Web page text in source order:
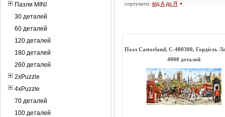
Пазли MINI
30 деталей
60 деталей
120 деталей
180 деталей
260 деталей
2xPuzzle
4xPuzzle
70 деталей
100 деталей
сортувати: від А до Я
Пазл Castorland, C-400300, Гордість
4000 деталей